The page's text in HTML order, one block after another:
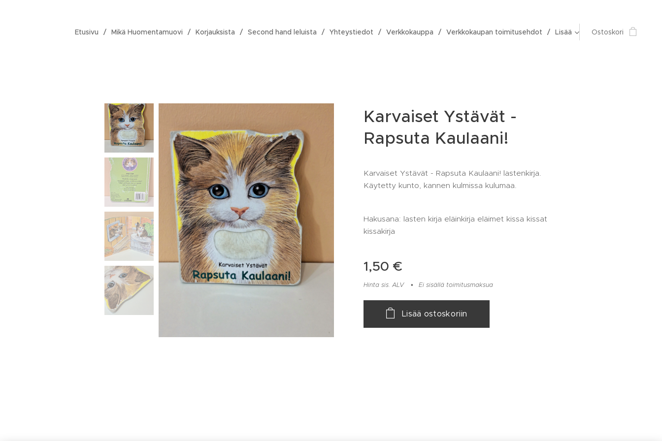
Etusivu Mikä Huomentamuovi Korjauksista Second hand leluista Yhteystiedot Verkkokauppa Verkkokaupan toimitusehdot Lisää Ostoskori
Karvaiset Ystävät -
Rapsuta Kaulaani!
Karvaiset Ystävät - Rapsuta Kaulaani! lastenkirja.
Käytetty kunto, kannen kulmissa kulumaa.
Hakusana: lasten kirja eläinkirja eläimet kissa kissat
kissakirja
1,50 €
Hinta sis. ALV Ei sisällä toimitusmaksua
Lisää ostoskoriin